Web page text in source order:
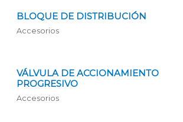
BLOQUE DE DISTRIBUCIÓN
Accesorios
VÁLVULA DE ACCIONAMIENTO
PROGRESIVO
Accesorios